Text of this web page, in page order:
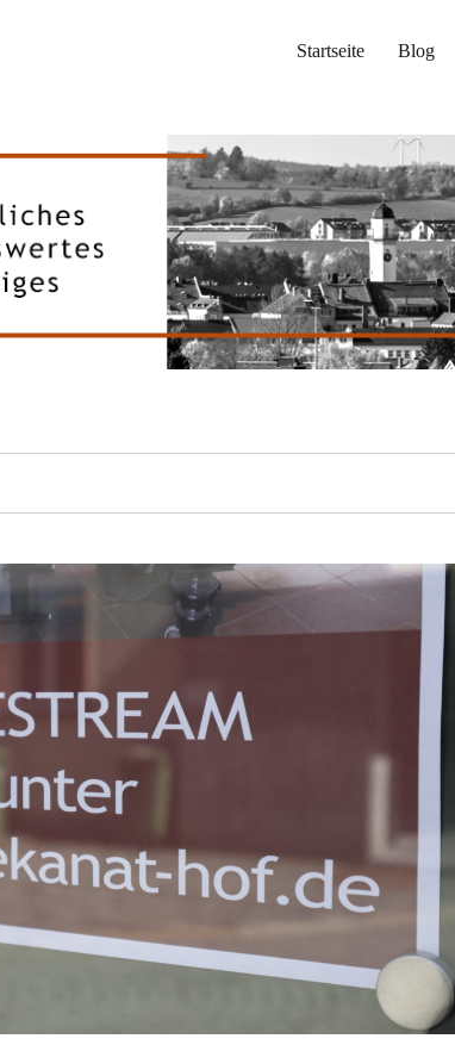
Startseite Blog